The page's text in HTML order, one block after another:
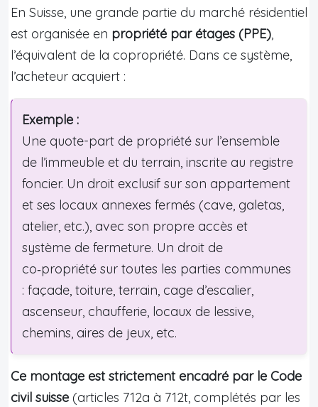
En Suisse, une grande partie du marché résidentiel
est organisée en propriété par étages (PPE),
l’équivalent de la copropriété. Dans ce système,
l’acheteur acquiert :
Exemple :
Une quote-part de propriété sur l’ensemble
de l’immeuble et du terrain, inscrite au registre
foncier. Un droit exclusif sur son appartement
et ses locaux annexes fermés (cave, galetas,
atelier, etc.), avec son propre accès et
système de fermeture. Un droit de
co‑propriété sur toutes les parties communes
: façade, toiture, terrain, cage d’escalier,
ascenseur, chaufferie, locaux de lessive,
chemins, aires de jeux, etc.
Ce montage est strictement encadré par le Code
civil suisse (articles 712a à 712t, complétés par les